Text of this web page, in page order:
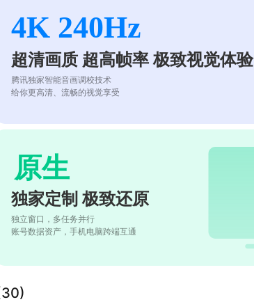
4K 240Hz
超清画质 超高帧率 极致视觉体验
腾讯独家智能音画调校技术
给你更高清、流畅的视觉享受
原生
独家定制 极致还原
独立窗口，多任务并行
账号数据资产，手机电脑跨端互通